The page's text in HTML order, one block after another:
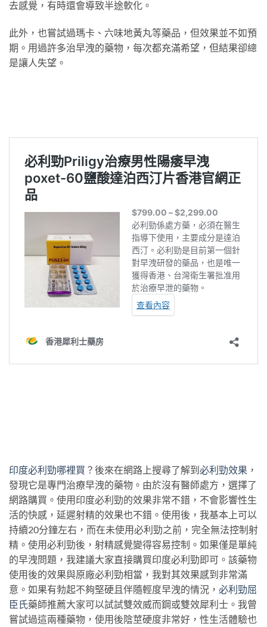
去感覺，有時還會導致半途軟化。
此外，也嘗試過瑪卡、六味地黃丸等藥品，但效果並不如預
期。用過許多治早洩的藥物，每次都充滿希望，但結果卻總
是讓人失望。
印度必利勁哪裡買 ？後來在網路上搜尋了解到必利勁效果 ，
發現它是專門治療早洩的藥物。由於沒有醫師處方，選擇了
網路購買。使用印度必利勁的效果非常不錯，不會影響性生
活的快感，延遲射精的效果也不錯。使用後，我基本上可以
持續20分鐘左右，而在未使用必利勁之前，完全無法控制射
精。使用必利勁後，射精感覺變得容易控制。如果僅是單純
的早洩問題，我建議大家直接購買印度必利勁即可。該藥物
使用後的效果與原廠必利勁相當，我對其效果感到非常滿
意。如果有勃起不夠堅硬且伴隨輕度早洩的情況， 必利勁屈
臣氏藥師推薦大家可以試試雙效威而鋼或雙效犀利士。我曾
嘗試過這兩種藥物，使用後陰莖硬度非常好，性生活體驗也